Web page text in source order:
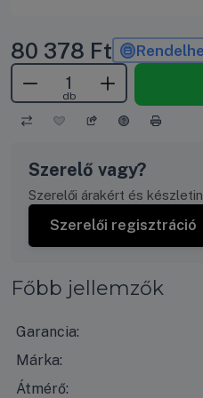
80 378 Ft
db
Szerelő vagy?
Szerelői árakért és
Szerelői regisztráció
Főbb jellemzők
Garancia:
Márka:
Átmérő: